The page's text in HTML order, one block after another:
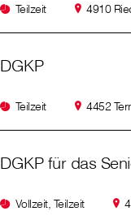
Teilzeit 4910
DGKP
Teilzeit 4452
DGKP für das
Vollzeit, Teilzeit